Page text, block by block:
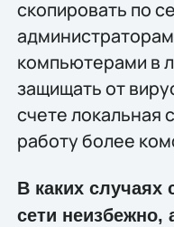
скопировать по
компьютерами в
защищать от
счете локальная
работу более
В каких случаях
сети неизбежно,